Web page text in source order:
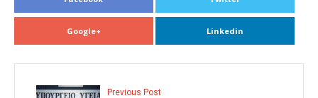
Google+ Linkedin
Previous Post